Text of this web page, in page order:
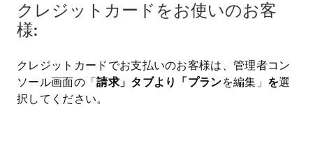
クレジットカードをお使いのお客
様:
クレジットカードでお支払いのお客様は、管理者コン
ソール画面の「請求」タブより「プランを編集」 を選
択してください。